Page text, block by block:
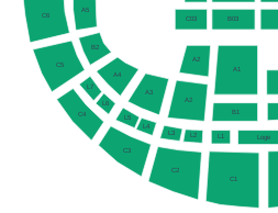
A1
B1
A2
A2
A3
A4
B2
A5
L1
L2
L3
L4
L5
L6
L7
Loge
C1
C2
C3
C4
C5
C6
B03
C03